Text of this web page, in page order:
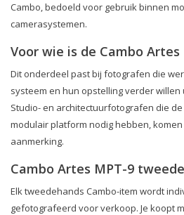
Cambo, bedoeld voor gebruik binnen
camerasystemen.
Voor wie is de Cambo
Dit onderdeel past bij fotografen die
systeem en hun opstelling verder
Studio- en architectuurfotografen die
modulair platform nodig hebben,
aanmerking.
Cambo Artes MPT-9
Elk tweedehands Cambo-item wordt
gefotografeerd voor verkoop. Je koopt